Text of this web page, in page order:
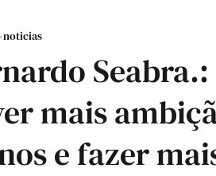
mais
e fazer